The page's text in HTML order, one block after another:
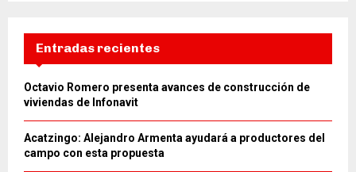
Entradas recientes
Octavio Romero presenta avances de construcción de
viviendas de Infonavit
Acatzingo: Alejandro Armenta ayudará a productores del
campo con esta propuesta